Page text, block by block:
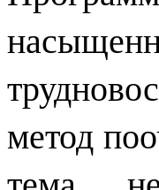
метод